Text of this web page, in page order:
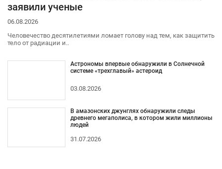
заявили ученые
06.08.2026
Человечество десятилетиями ломает голову над тем, как защитить
тело от радиации и..
Астрономы впервые обнаружили в Солнечной
системе «трехглавый» астероид
03.08.2026
В амазонских джунглях обнаружили следы
древнего мегаполиса, в котором жили миллионы
людей
31.07.2026